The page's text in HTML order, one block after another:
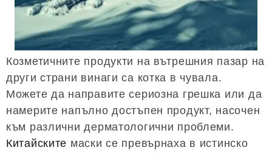
Козметичните продукти на вътрешния пазар на
други страни винаги са котка в чувала.
Можете да направите сериозна грешка или да
намерите напълно достъпен продукт, насочен
към различни дерматологични проблеми.
Китайските маски се превърнаха в истинско